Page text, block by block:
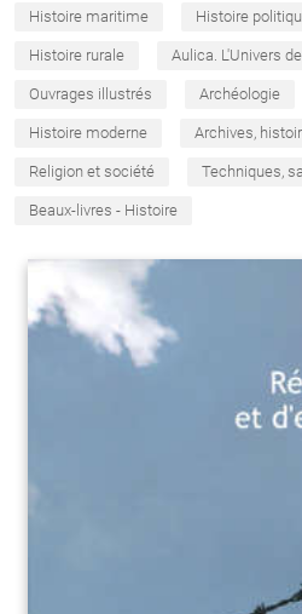
Histoire maritime Histoire
Histoire rurale Aulica. L'Univers
Ouvrages illustrés Archéologie
Histoire moderne Archives,
Religion et société Techniques,
Beaux-livres - Histoire